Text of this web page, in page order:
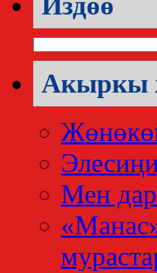
for:
Акыркы
Мен